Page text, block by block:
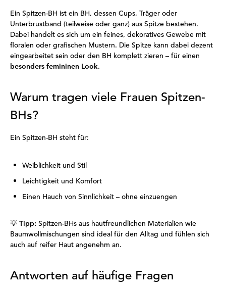
Ein Spitzen-BH ist ein BH, dessen Cups, Träger oder
Unterbrustband (teilweise oder ganz) aus Spitze bestehen.
Dabei handelt es sich um ein feines, dekoratives Gewebe mit
floralen oder grafischen Mustern. Die Spitze kann dabei dezent
eingearbeitet sein oder den BH komplett zieren – für einen
besonders femininen Look.
Warum tragen viele Frauen Spitzen-
BHs?
Ein Spitzen-BH steht für:
Weiblichkeit und Stil
Leichtigkeit und Komfort
Einen Hauch von Sinnlichkeit – ohne einzuengen
💡 Tipp: Spitzen-BHs aus hautfreundlichen Materialien wie
Baumwollmischungen sind ideal für den Alltag und fühlen sich
auch auf reifer Haut angenehm an.
Antworten auf häufige Fragen